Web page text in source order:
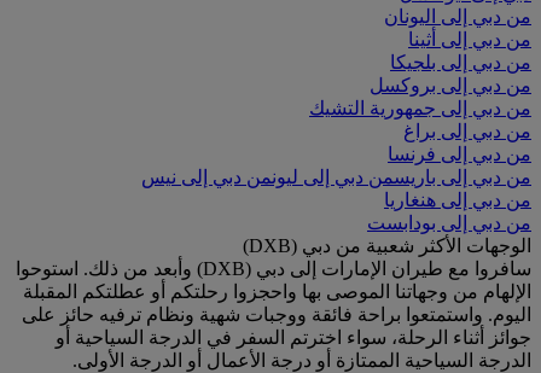
من دبي إلى اليونان
من دبي إلى أثينا
من دبي إلى بلجيكا
من دبي إلى بروكسل
من دبي إلى جمهورية التشيك
من دبي إلى براغ
من دبي إلى فرنسا
من دبي إلى باريسمن دبي إلى ليونمن دبي إلى نيس
من دبي إلى هنغاريا
من دبي إلى بودابست
الوجهات الأكثر شعبية من دبي (DXB)
سافروا مع طيران الإمارات إلى دبي (DXB) وأبعد من ذلك. استوحوا
الإلهام من وجهاتنا الموصى بها واحجزوا رحلتكم أو عطلتكم المقبلة
اليوم. واستمتعوا براحة فائقة ووجبات شهية ونظام ترفيه حائز على
جوائز أثناء الرحلة، سواء اخترتم السفر في الدرجة السياحية أو
الدرجة السياحية الممتازة أو درجة الأعمال أو الدرجة الأولى.